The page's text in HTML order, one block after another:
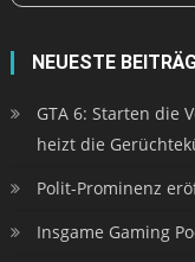
NEUESTE
GTA 6: Starten die
heizt die
Polit-Prominenz
Insgame Gaming